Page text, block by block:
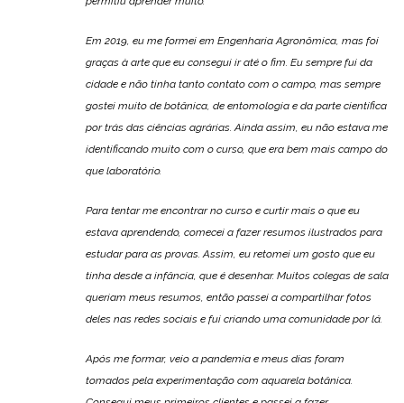
Em 2019, eu me formei em Engenharia Agronômica, mas foi
graças à arte que eu consegui ir até o fim. Eu sempre fui da
cidade e não tinha tanto contato com o campo, mas sempre
gostei muito de botânica, de entomologia e da parte científica
por trás das ciências agrárias. Ainda assim, eu não estava me
identificando muito com o curso, que era bem mais campo do
que laboratório.
Para tentar me encontrar no curso e curtir mais o que eu
estava aprendendo, comecei a fazer resumos ilustrados para
estudar para as provas. Assim, eu retomei um gosto que eu
tinha desde a infância, que é desenhar. Muitos colegas de sala
queriam meus resumos, então passei a compartilhar fotos
deles nas redes sociais e fui criando uma comunidade por lá.
Após me formar, veio a pandemia e meus dias foram
tomados pela experimentação com aquarela botânica.